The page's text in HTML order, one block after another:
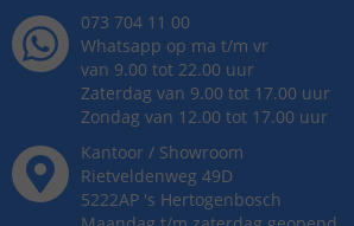
073 704 11 00
Whatsapp op ma t/m vr
van 9.00 tot 22.00 uur
Zaterdag van 9.00 tot 17.00 uur
Zondag van 12.00 tot 17.00 uur
Kantoor / Showroom
Rietveldenweg 49D
5222AP 's Hertogenbosch